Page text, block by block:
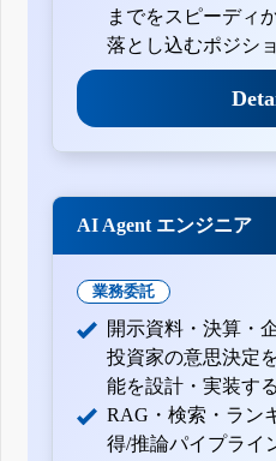
までをスピーディ
落とし込むポジシ
AI Agent エンジニア
業務委託
開示資料・決算・
投資家の意思決定
能を設計・実装す
RAG・検索・ラン
得/推論パイプライ